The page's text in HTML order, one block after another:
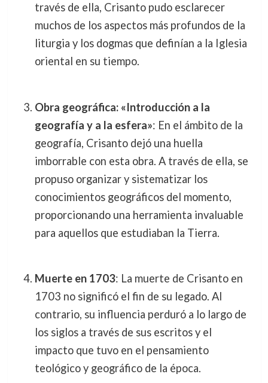
través de ella, Crisanto pudo esclarecer
muchos de los aspectos más profundos de la
liturgia y los dogmas que definían a la Iglesia
oriental en su tiempo.
Obra geográfica: «Introducción a la
geografía y a la esfera»: En el ámbito de la
geografía, Crisanto dejó una huella
imborrable con esta obra. A través de ella, se
propuso organizar y sistematizar los
conocimientos geográficos del momento,
proporcionando una herramienta invaluable
para aquellos que estudiaban la Tierra.
Muerte en 1703: La muerte de Crisanto en
1703 no significó el fin de su legado. Al
contrario, su influencia perduró a lo largo de
los siglos a través de sus escritos y el
impacto que tuvo en el pensamiento
teológico y geográfico de la época.